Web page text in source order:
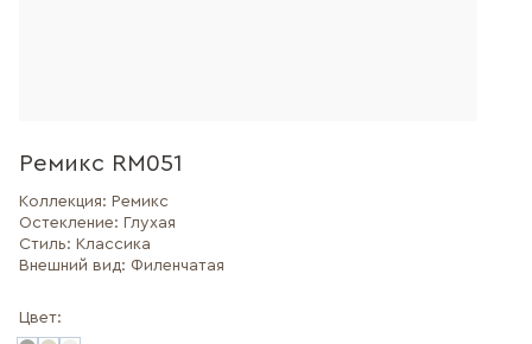
Ремикс RM051
Коллекция: Ремикс
Остекление: Глухая
Стиль: Классика
Внешний вид: Филенчатая
Цвет: